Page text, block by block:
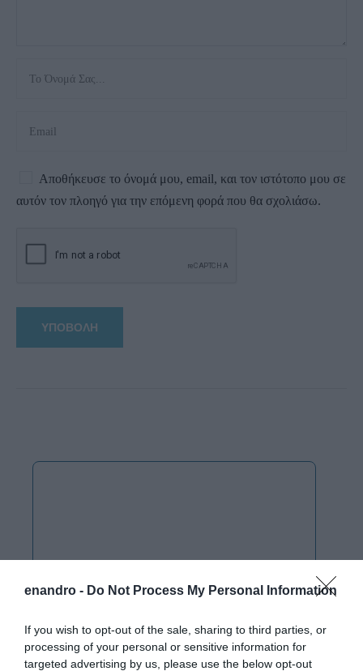
enandro - Do Not Process My Personal Information
If you wish to opt-out of the sale, sharing to third parties, or
processing of your personal or sensitive information for
targeted advertising by us, please use the below opt-out
Αποθήκευσε το όνομά μου, email, και τον ιστότοπο μου σε
αυτόν τον πλοηγό για την επόμενη φορά που θα σχολιάσω.